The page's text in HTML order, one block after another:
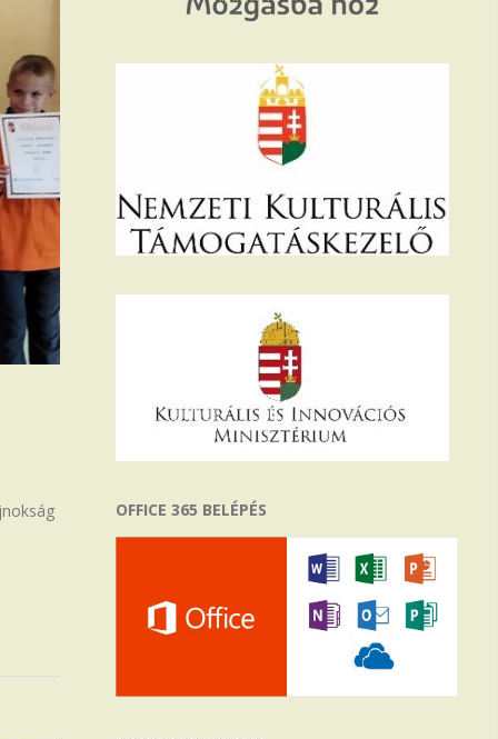
OFFICE 365 BELÉPÉS